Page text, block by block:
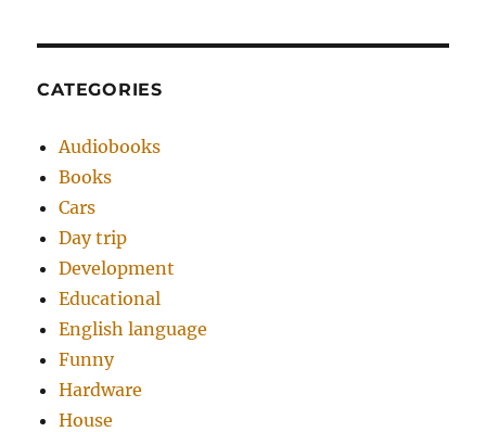
CATEGORIES
Audiobooks
Books
Cars
Day trip
Development
Educational
English language
Funny
Hardware
House